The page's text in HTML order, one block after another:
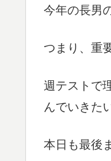
今年の長男
つまり、重
週テストで
んでいきた
本日も最後